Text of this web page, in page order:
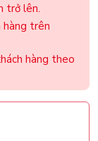
trở lên.
hàng trên
hàng theo